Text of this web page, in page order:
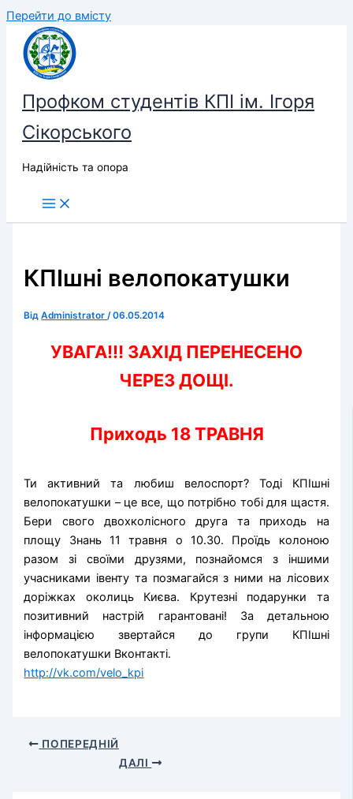
Перейти до вмісту
Профком студентів КПІ ім. Ігоря
Сікорського
Надійність та опора
КПІшні велопокатушки
ВідAdministrator/06.05.2014
УВАГА!!! ЗАХІД ПЕРЕНЕСЕНО
ЧЕРЕЗ ДОЩІ.
Приходь 18 ТРАВНЯ
Ти активний та любиш велоспорт? Тоді КПІшні
велопокатушки – це все, що потрібно тобі для щастя.
Бери свого двохколісного друга та приходь на
площу Знань 11 травня о 10.30. Проїдь колоною
разом зі своїми друзями, познайомся з іншими
учасниками івенту та позмагайся з ними на лісових
доріжках околиць Києва. Крутезні подарунки та
позитивний настрій гарантовані! За детальною
інформацією звертайся до групи КПІшні
велопокатушки Вконтакті.
http://vk.com/velo_kpi
ПОПЕРЕДНІЙ
ДАЛІ